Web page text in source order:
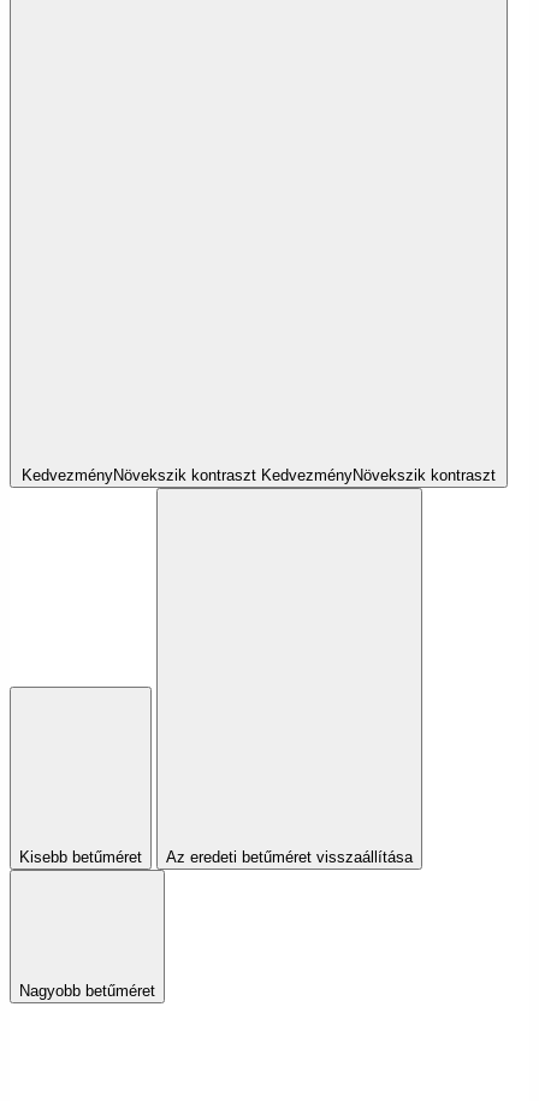
KedvezményNövekszik kontraszt KedvezményNövekszik kontraszt
Kisebb betűméret Az eredeti betűméret visszaállítása
Nagyobb betűméret